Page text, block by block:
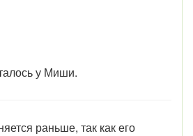
у Миши.
раньше, так как его